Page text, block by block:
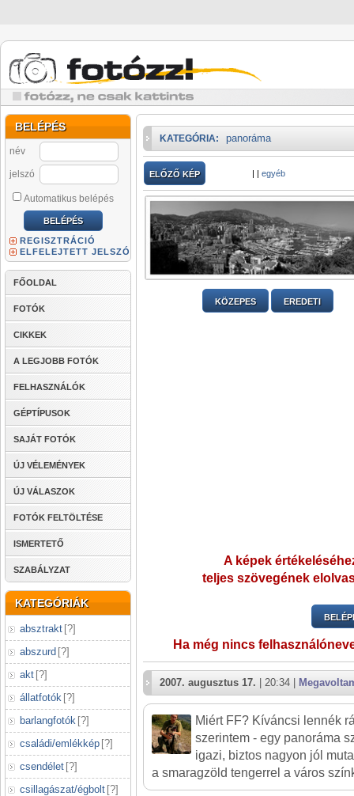
BELÉPÉS
név
jelszó
Automatikus belépés
REGISZTRÁCIÓ
ELFELEJTETT JELSZÓ
FŐOLDAL
FOTÓK
CIKKEK
A LEGJOBB FOTÓK
FELHASZNÁLÓK
GÉPTÍPUSOK
SAJÁT FOTÓK
ÚJ VÉLEMÉNYEK
ÚJ VÁLASZOK
FOTÓK FELTÖLTÉSE
ISMERTETŐ
SZABÁLYZAT
KATEGÓRIÁK
absztrakt [?]
abszurd [?]
akt [?]
állatfotók [?]
barlangfotók [?]
családi/emlékkép [?]
csendélet [?]
csillagászat/égbolt [?]
KATEGÓRIA: panoráma
ELŐZŐ KÉP | | egyéb
KÖZEPES EREDETI
A képek
teljes szövegének
Ha még nincs
2007. augusztus 17. | 20:34 |
Miért FF? Kíváncsi lennék
szerintem - egy panoráma
igazi, biztos nagyon jól
a smaragzöld tengerrel a város